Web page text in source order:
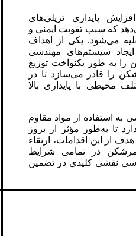
پایداری تریلی‌های
که سبب تقویت ایمنی و
می‌شود. یکی از اهداف
سیستم‌های مهندسی
به طور یکنواخت توزیع
را قادر می‌سازد تا در
محیطی با پایداری بالا
به استفاده از مواد مقاوم
تا به‌طور مؤثر از بروز
از این اقدامات، ارتقاء
در تمامی شرایط
نقشی کلیدی در تضمین